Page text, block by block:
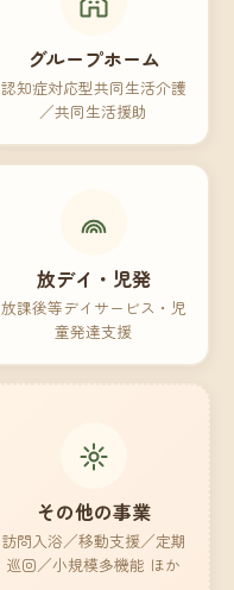
グループホーム
認知症対応型共同生活介護
／共同生活援助
放デイ・児発
放課後等デイサービス・児
童発達支援
その他の事業
訪問入浴／移動支援／定期
巡回／小規模多機能 ほか